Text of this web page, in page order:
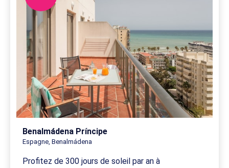
Benalmádena Príncipe
Espagne, Benalmádena
Profitez de 300 jours de soleil par an à